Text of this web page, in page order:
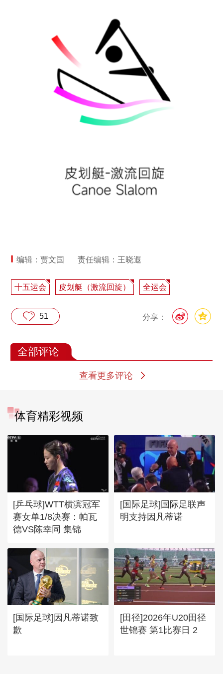
编辑：贾文国 责任编辑：王晓遐
十五运会 皮划艇（激流回旋） 全运会
分享：
51
全部评论
查看更多评论
体育精彩视频
[乒乓球]WTT横滨冠军
赛女单1/8决赛：帕瓦
德VS陈幸同 集锦
[国际足球]国际足联声
明支持因凡蒂诺
[国际足球]因凡蒂诺致
歉
[田径]2026年U20田径
世锦赛 第1比赛日 2